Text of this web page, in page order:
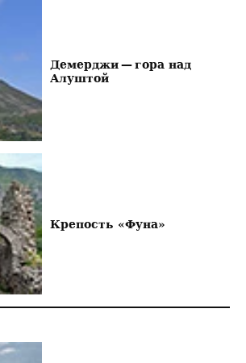
Демерджи — гора над
Алуштой
Крепость «Фуна»